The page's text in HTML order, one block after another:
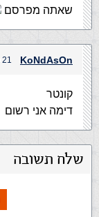
שאתה מפרסם
KoNdAsOn 21 באוגוסט, 2009 בשעה 12:39 pm
קונטר
דימה אני רשום
שלח תשובה